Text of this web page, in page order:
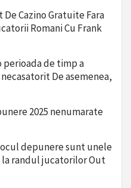
Cazino Gratuite Fara
Romani Cu Frank
perioada de timp a
De asemenea,
2025 nenumarate
depunere sunt unele
randul jucatorilor Out